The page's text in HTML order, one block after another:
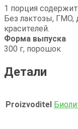
1 порция содержит
Без лактозы, ГМО,
красителей.
Форма выпуска
300 г, порошок
Детали
Proizvoditel